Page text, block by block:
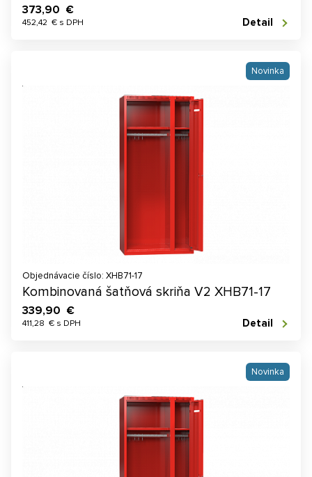
373,90 €
452,42 € s DPH Detail
Novinka
Objednávacie číslo: XHB71-17
Kombinovaná šatňová skriňa V2 XHB71-17
339,90 €
411,28 € s DPH Detail
Novinka